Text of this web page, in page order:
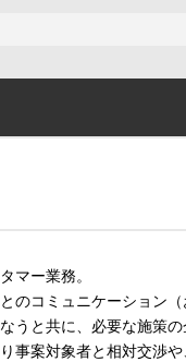
マー業務。
のコミュニケーション
うと共に、必要な施策の
事案対象者と相対交渉